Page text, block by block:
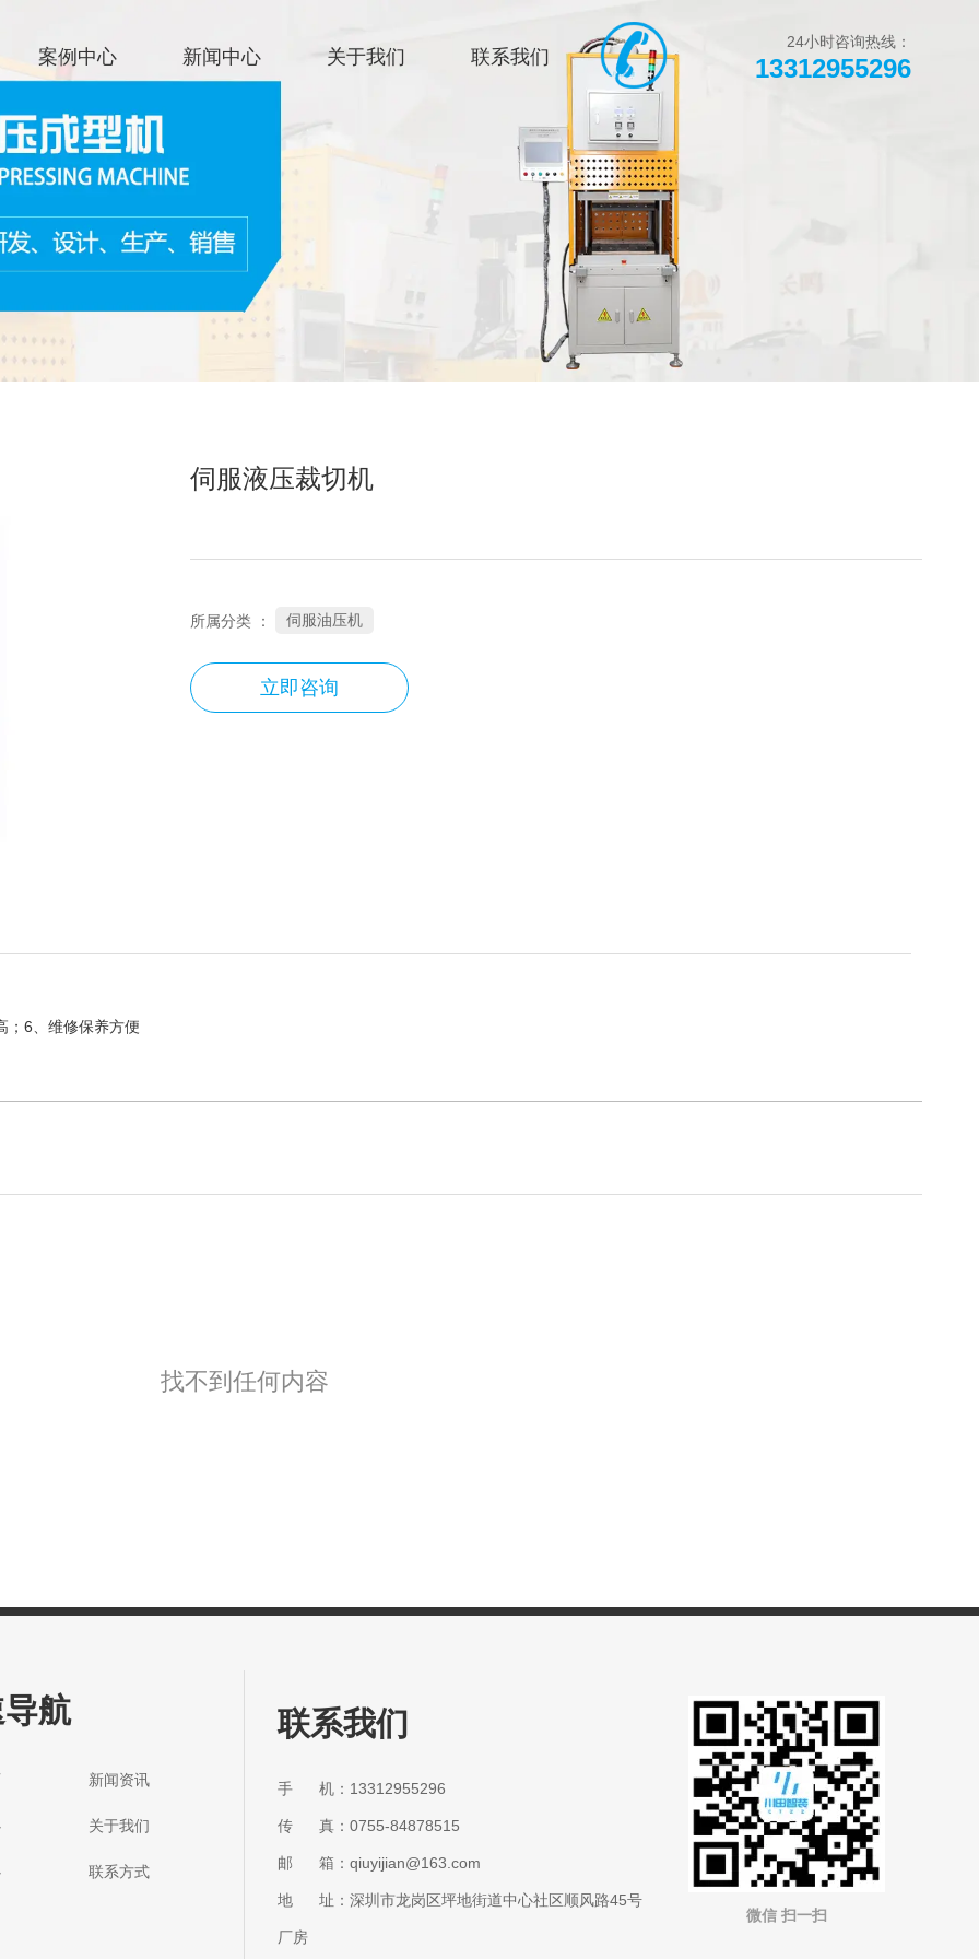
热销产品 新闻在线
联系方式
案例中心 新闻中心 关于我们 联系我们
24小时咨询热线：
13312955296
伺服液压裁切机
所属分类 ： 伺服油压机
立即咨询
；6、维修保养方便
找不到任何内容
航
页 新闻资讯
心 关于我们
心 联系方式
联系我们
手 机：13312955296
传 真：0755-84878515
邮 箱：qiuyijian@163.com
地 址：深圳市龙岗区坪地街道中心社区顺风路45号
厂房
微信 扫一扫